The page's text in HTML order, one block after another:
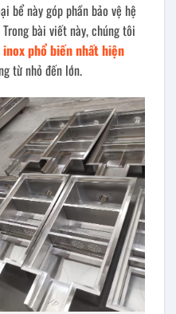
bể này góp phần bảo vệ hệ
bài viết này, chúng tôi
phổ biến nhất hiện
từ nhỏ đến lớn.